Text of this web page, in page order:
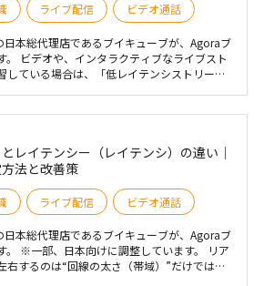
ライブ配信 ビデオ通話
本総代理店であるブイキューブが、Agoraブ
。 ビデオや、インタラクティブなライブスト
している場合は、「低レイテンシストリーミ
について説明します。一方向のコンテンツ (映
トリーミングと、全員が同期している必要が
アルタイムのやり取りのサポートとの間に
とを理解することが重要です。リアルタイ
レイテンシー（レイテンシ）の違い｜
法と改善策
ライブ配信 ビデオ通話
本総代理店であるブイキューブが、Agoraブ
。 ※一部、日本向けに調整しています。 リア
右するのは“回線の太さ（帯域）”だけではあ